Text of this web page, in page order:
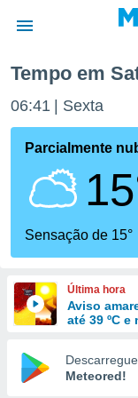
da
foi
fornecidas
a este
das
e
forma
digital
Tempo em
06:41 Sexta
Parcialmente
Sensação de 15°
Última hora
Aviso
até 39 ºC
Descarregue
Meteored!